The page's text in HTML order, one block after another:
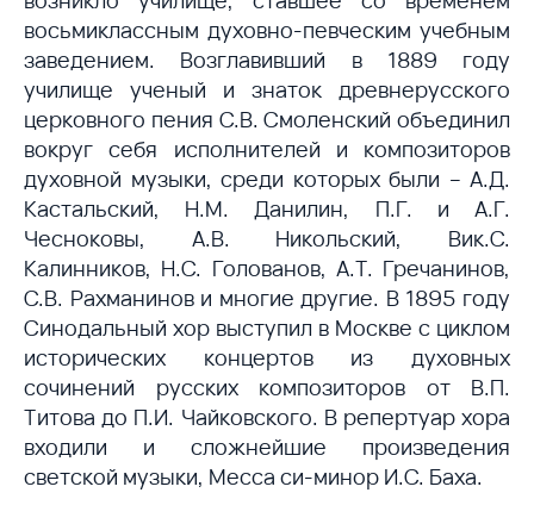
восьмиклассным духовно-певческим учебным
заведением. Возглавивший в 1889 году
училище ученый и знаток древнерусского
церковного пения С.В. Смоленский объединил
вокруг себя исполнителей и композиторов
духовной музыки, среди которых были – А.Д.
Кастальский, Н.М. Данилин, П.Г. и А.Г.
Чесноковы, А.В. Никольский, Вик.С.
Калинников, Н.С. Голованов, А.Т. Гречанинов,
С.В. Рахманинов и многие другие. В 1895 году
Синодальный хор выступил в Москве с циклом
исторических концертов из духовных
сочинений русских композиторов от В.П.
Титова до П.И. Чайковского. В репертуар хора
входили и сложнейшие произведения
светской музыки, Месса си-минор И.С. Баха.